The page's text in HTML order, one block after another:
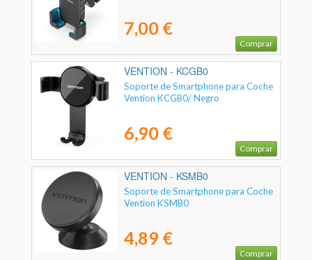
7,00 €
Comprar
VENTION - KCGB0
Soporte de Smartphone para Coche
Vention KCGB0/ Negro
6,90 €
Comprar
VENTION - KSMB0
Soporte de Smartphone para Coche
Vention KSMB0
4,89 €
Comprar